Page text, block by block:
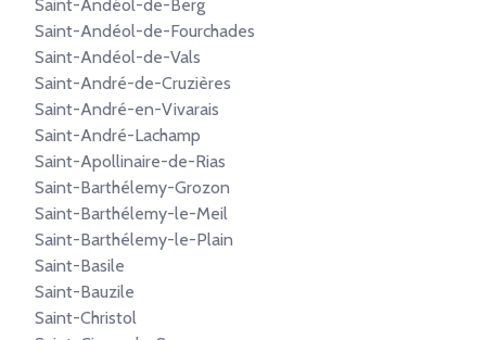
Saint-Andéol-de-Berg
Saint-Andéol-de-Fourchades
Saint-Andéol-de-Vals
Saint-André-de-Cruzières
Saint-André-en-Vivarais
Saint-André-Lachamp
Saint-Apollinaire-de-Rias
Saint-Barthélemy-Grozon
Saint-Barthélemy-le-Meil
Saint-Barthélemy-le-Plain
Saint-Basile
Saint-Bauzile
Saint-Christol